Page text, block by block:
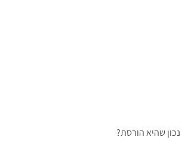
נכון שהיא הורסת?